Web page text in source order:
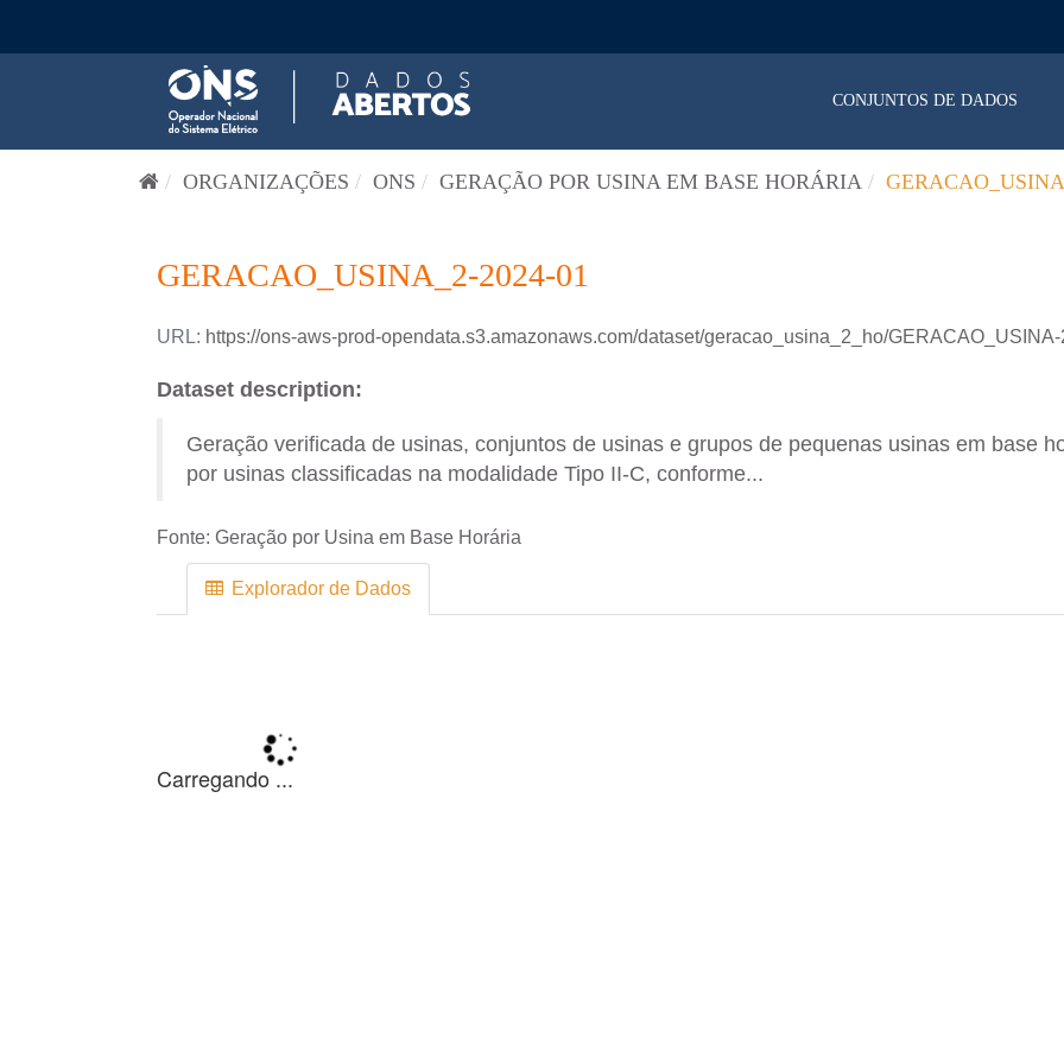
CONJUNTOS DE DADOS
ORGANIZAÇÕES ONS GERAÇÃO POR USINA EM BASE HORÁRIA
GERACAO_USINA_2-2024-01
URL: https://ons-aws-prod-opendata.s3.amazonaws.com/dataset/geracao_usina_2_ho/
Dataset description:
Geração verificada de usinas, conjuntos de usinas e grupos de pequenas usinas em base
por usinas classificadas na modalidade Tipo II-C, conforme...
Fonte: Geração por Usina em Base Horária
Explorador de Dados